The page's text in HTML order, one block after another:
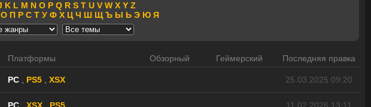
K L M N O P Q R S T U V W X Y Z
О П Р С Т У Ф Х Ц Ч Ш Щ Ъ Ы Ь Э Ю Я
Платформы Обзорный Геймерский Последняя правка
PC PS5 XSX 25.03.2025 09:20